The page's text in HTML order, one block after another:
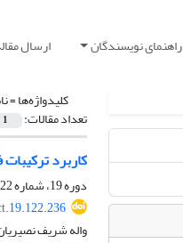
راهنمای نویسندگان ارسال
کلیدواژه‌ها =
تعداد مقالات: 1
کاربرد
دوره 19، شماره 122، فروردین 1401، صفحه
واله شریف